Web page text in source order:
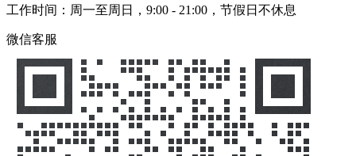
工作时间：周一至周日，9:00 - 21:00，节假日不休息
微信客服